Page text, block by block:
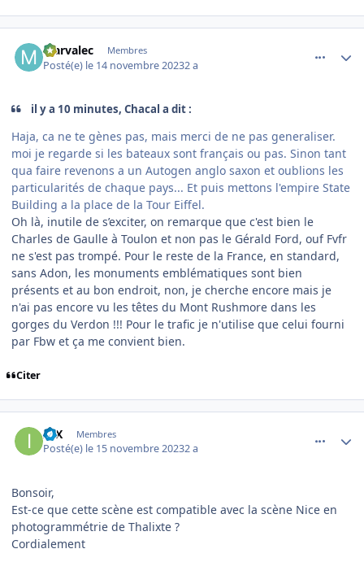
Marvalec Membres
Posté(e) le 14 novembre 20232 a
il y a 10 minutes, Chacal a dit :
Haja, ca ne te gènes pas, mais merci de ne pas generaliser.
moi je regarde si les bateaux sont français ou pas. Sinon tant
qua faire revenons a un Autogen anglo saxon et oublions les
particularités de chaque pays... Et puis mettons l'empire State
Building a la place de la Tour Eiffel.
Oh là, inutile de s’exciter, on remarque que c'est bien le
Charles de Gaulle à Toulon et non pas le Gérald Ford, ouf Fvfr
ne s'est pas trompé. Pour le reste de la France, en standard,
sans Adon, les monuments emblématiques sont bien
présents et au bon endroit, non, je cherche encore mais je
n'ai pas encore vu les têtes du Mont Rushmore dans les
gorges du Verdon !!! Pour le trafic je n'utilise que celui fourni
par Fbw et ça me convient bien.
Citer
IIIX Membres
Posté(e) le 15 novembre 20232 a
Bonsoir,
Est-ce que cette scène est compatible avec la scène Nice en
photogrammétrie de Thalixte ?
Cordialement